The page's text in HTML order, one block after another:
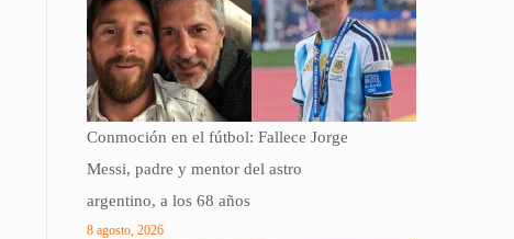
Conmoción en el fútbol: Fallece Jorge
Messi, padre y mentor del astro
argentino, a los 68 años
8 agosto, 2026